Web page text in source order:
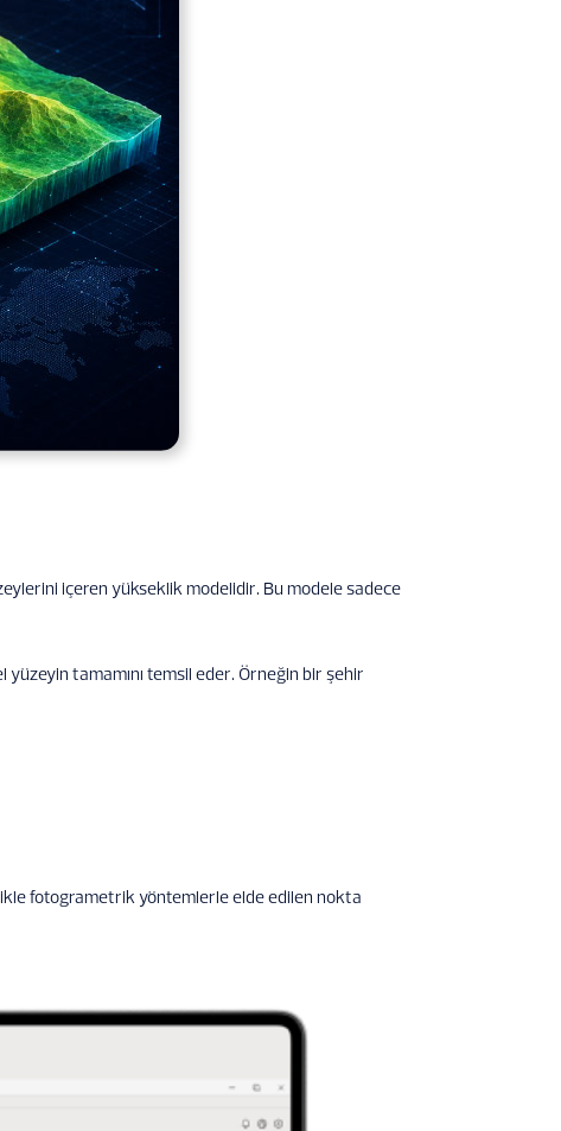
içeren yükseklik modelidir. Bu modele sadece
tamamını temsil eder. Örneğin bir şehir
fotogrametrik yöntemlerle elde edilen nokta